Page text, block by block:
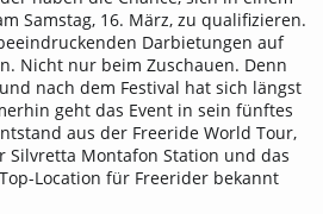
Samstag, 16. März, zu qualifizieren.
Darbietungen auf
Nicht nur beim Zuschauen. Denn
nach dem Festival hat sich längst
geht das Event in sein fünftes
aus der Freeride World Tour,
Silvretta Montafon Station und das
Location für Freerider bekannt